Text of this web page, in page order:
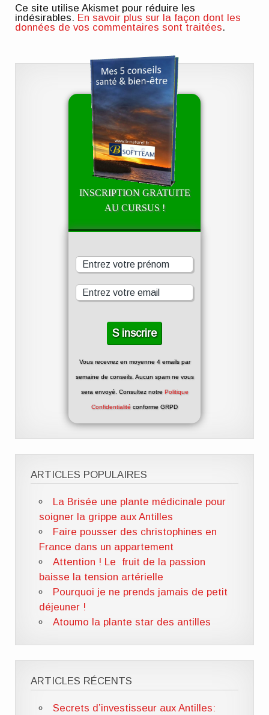
Ce site utilise Akismet pour réduire les
indésirables. En savoir plus sur la façon dont les
données de vos commentaires sont traitées.
INSCRIPTION GRATUITE
AU CURSUS !
Vous recevrez en moyenne 4 emails par
semaine de conseils. Aucun spam ne vous
sera envoyé. Consultez notre Politique
Confidentialité conforme GRPD
ARTICLES POPULAIRES
La Brisée une plante médicinale pour
soigner la grippe aux Antilles
Faire pousser des christophines en
France dans un appartement
Attention ! Le fruit de la passion
baisse la tension artérielle
Pourquoi je ne prends jamais de petit
déjeuner !
Atoumo la plante star des antilles
ARTICLES RÉCENTS
Secrets d’investisseur aux Antilles: